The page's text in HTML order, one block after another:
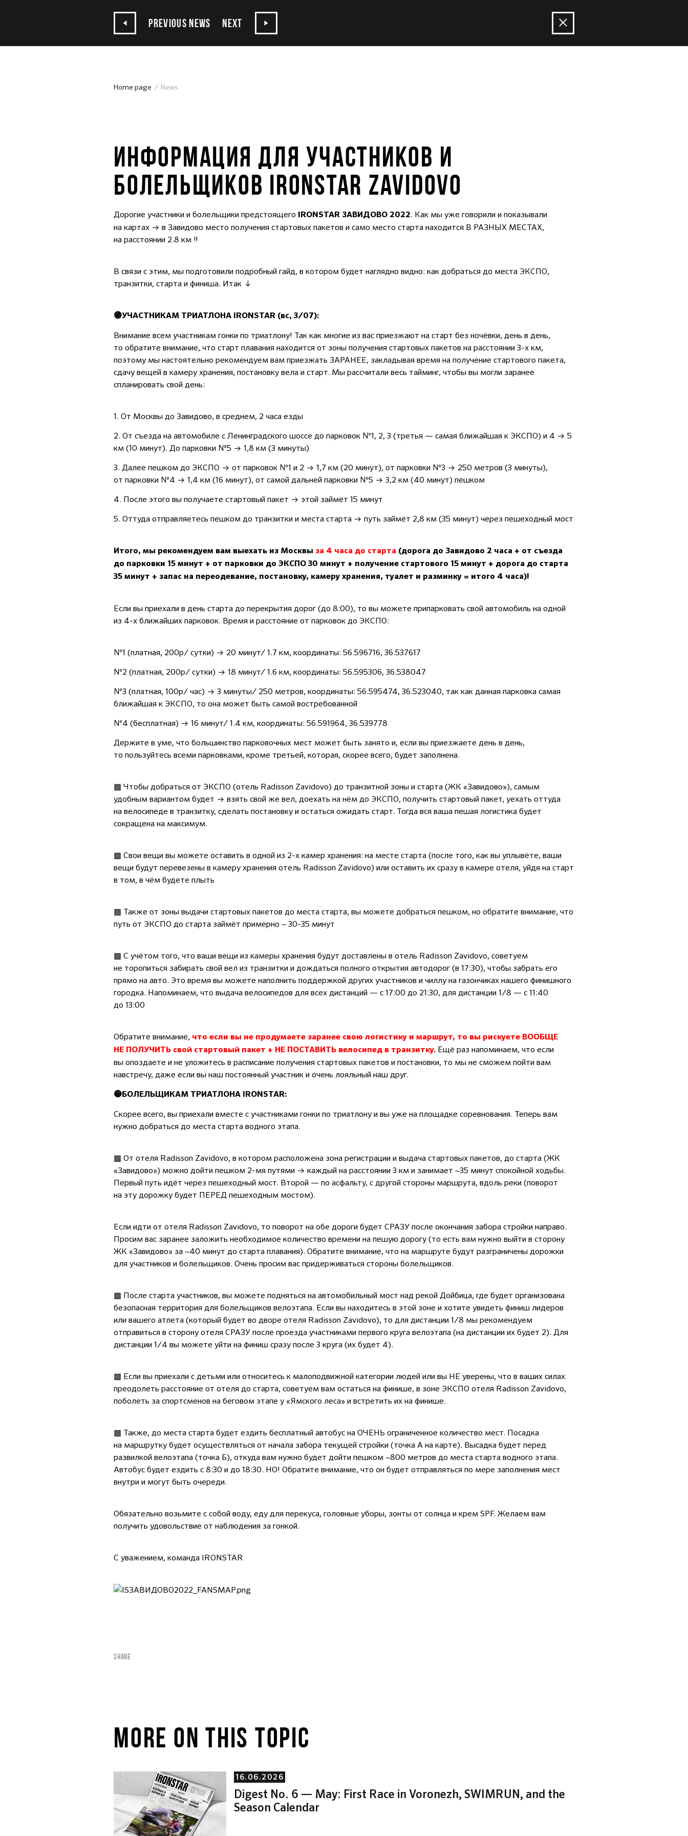
PREVIOUS NEWS NEXT
Home page News
ИНФОРМАЦИЯ ДЛЯ УЧАСТНИКОВ И
БОЛЕЛЬЩИКОВ IRONSTAR ZAVIDOVO
Дорогие участники и болельщики предстоящего IRONSTAR ЗАВИДОВО 2022. Как мы уже говорили и показывали
на картах → в Завидово место получения стартовых пакетов и само место старта находится В РАЗНЫХ МЕСТАХ,
на расстоянии 2.8 км ‼️
В связи с этим, мы подготовили подробный гайд, в котором будет наглядно видно: как добраться до места ЭКСПО,
транзитки, старта и финиша. Итак ↓
🟣УЧАСТНИКАМ ТРИАТЛОНА IRONSTAR (вс, 3/07):
Внимание всем участникам гонки по триатлону! Так как многие из вас приезжают на старт без ночёвки, день в день,
то обратите внимание, что старт плавания находится от зоны получения стартовых пакетов на расстоянии 3-х км,
поэтому мы настоятельно рекомендуем вам приезжать ЗАРАНЕЕ, закладывая время на получение стартового пакета,
сдачу вещей в камеру хранения, постановку вела и старт. Мы рассчитали весь тайминг, чтобы вы могли заранее
спланировать свой день:
1. От Москвы до Завидово, в среднем, 2 часа езды
2. От съезда на автомобиле с Ленинградского шоссе до парковок №1, 2, 3 (третья — самая ближайшая к ЭКСПО) и 4 → 5
км (10 минут). До парковки №5 → 1,8 км (3 минуты)
3. Далее пешком до ЭКСПО → от парковок №1 и 2 → 1,7 км (20 минут), от парковки №3 → 250 метров (3 минуты),
от парковки №4 → 1,4 км (16 минут), от самой дальней парковки №5 → 3,2 км (40 минут) пешком
4. После этого вы получаете стартовый пакет → этой займёт 15 минут
5. Оттуда отправляетесь пешком до транзитки и места старта → путь займёт 2,8 км (35 минут) через пешеходный мост
Итого, мы рекомендуем вам выехать из Москвы за 4 часа до старта (дорога до Завидово 2 часа + от съезда
до парковки 15 минут + от парковки до ЭКСПО 30 минут + получение стартового 15 минут + дорога до старта
35 минут + запас на переодевание, постановку, камеру хранения, туалет и разминку = итого 4 часа)!
Если вы приехали в день старта до перекрытия дорог (до 8:00), то вы можете припарковать свой автомобиль на одной
из 4-х ближайших парковок. Время и расстояние от парковок до ЭКСПО:
№1 (платная, 200р/ сутки) → 20 минут/ 1.7 км, координаты: 56.596716, 36.537617
№2 (платная, 200р/ сутки) → 18 минут/ 1.6 км, координаты: 56.595306, 36.538047
№3 (платная, 100р/ час) → 3 минуты/ 250 метров, координаты: 56.595474, 36.523040, так как данная парковка самая
ближайшая к ЭКСПО, то она может быть самой востребованной
№4 (бесплатная) → 16 минут/ 1.4 км, координаты: 56.591964, 36.539778
Держите в уме, что большинство парковочных мест может быть занято и, если вы приезжаете день в день,
то пользуйтесь всеми парковками, кроме третьей, которая, скорее всего, будет заполнена.
▩ Чтобы добраться от ЭКСПО (отель Radisson Zavidovo) до транзитной зоны и старта (ЖК «Завидово»), самым
удобным вариантом будет → взять свой же вел, доехать на нём до ЭКСПО, получить стартовый пакет, уехать оттуда
на велосипеде в транзитку, сделать постановку и остаться ожидать старт. Тогда вся ваша пешая логистика будет
сокращена на максимум.
▩ Свои вещи вы можете оставить в одной из 2-х камер хранения: на месте старта (после того, как вы уплывёте, ваши
вещи будут перевезены в камеру хранения отель Radisson Zavidovo) или оставить их сразу в камере отеля, уйдя на старт
в том, в чём будете плыть
▩ Также от зоны выдачи стартовых пакетов до места старта, вы можете добраться пешком, но обратите внимание, что
путь от ЭКСПО до старта займёт примерно ~ 30-35 минут
▩ С учётом того, что ваши вещи из камеры хранения будут доставлены в отель Radisson Zavidovo, советуем
не торопиться забирать свой вел из транзитки и дождаться полного открытия автодорог (в 17:30), чтобы забрать его
прямо на авто. Это время вы можете наполнить поддержкой других участников и чиллу на газончиках нашего финишного
городка. Напоминаем, что выдача велосипедов для всех дистанций — с 17:00 до 21:30, для дистанции 1/8 — с 11:40
до 13:00
Обратите внимание, что если вы не продумаете заранее свою логистику и маршрут, то вы рискуете ВООБЩЕ
НЕ ПОЛУЧИТЬ свой стартовый пакет + НЕ ПОСТАВИТЬ велосипед в транзитку. Ещё раз напоминаем, что если
вы опоздаете и не уложитесь в расписание получения стартовых пакетов и постановки, то мы не сможем пойти вам
навстречу, даже если вы наш постоянный участник и очень лояльный наш друг.
🟡БОЛЕЛЬЩИКАМ ТРИАТЛОНА IRONSTAR:
Скорее всего, вы приехали вместе с участниками гонки по триатлону и вы уже на площадке соревнования. Теперь вам
нужно добраться до места старта водного этапа.
▩ От отеля Radisson Zavidovo, в котором расположена зона регистрации и выдача стартовых пакетов, до старта (ЖК
«Завидово») можно дойти пешком 2-мя путями → каждый на расстоянии 3 км и занимает ~35 минут спокойной ходьбы.
Первый путь идёт через пешеходный мост. Второй — по асфальту, с другой стороны маршрута, вдоль реки (поворот
на эту дорожку будет ПЕРЕД пешеходным мостом).
Если идти от отеля Radisson Zavidovo, то поворот на обе дороги будет СРАЗУ после окончания забора стройки направо.
Просим вас заранее заложить необходимое количество времени на пешую дорогу (то есть вам нужно выйти в сторону
ЖК «Завидово» за ~40 минут до старта плавания). Обратите внимание, что на маршруте будут разграничены дорожки
для участников и болельщиков. Очень просим вас придерживаться стороны болельщиков.
▩ После старта участников, вы можете подняться на автомобильный мост над рекой Дойбица, где будет организована
безопасная территория для болельщиков велоэтапа. Если вы находитесь в этой зоне и хотите увидеть финиш лидеров
или вашего атлета (который будет во дворе отеля Radisson Zavidovo), то для дистанции 1/8 мы рекомендуем
отправиться в сторону отеля СРАЗУ после проезда участниками первого круга велоэтапа (на дистанции их будет 2). Для
дистанции 1/4 вы можете уйти на финиш сразу после 3 круга (их будет 4).
▩ Если вы приехали с детьми или относитесь к малоподвижной категории людей или вы НЕ уверены, что в ваших силах
преодолеть расстояние от отеля до старта, советуем вам остаться на финише, в зоне ЭКСПО отеля Radisson Zavidovo,
поболеть за спортсменов на беговом этапе у «Ямского леса» и встретить их на финише.
▩ Также, до места старта будет ездить бесплатный автобус на ОЧЕНЬ ограниченное количество мест. Посадка
на маршрутку будет осуществляться от начала забора текущей стройки (точка А на карте). Высадка будет перед
развилкой велоэтапа (точка Б), откуда вам нужно будет дойти пешком ~800 метров до места старта водного этапа.
Автобус будет ездить с 8:30 и до 18:30. НО! Обратите внимание, что он будет отправляться по мере заполнения мест
внутри и могут быть очереди.
Обязательно возьмите с собой воду, еду для перекуса, головные уборы, зонты от солнца и крем SPF. Желаем вам
получить удовольствие от наблюдения за гонкой.
С уважением, команда IRONSTAR
SHARE
MORE ON THIS TOPIC
16.06.2026
Digest No. 6 — May: First Race in Voronezh, SWIMRUN, and the
Season Calendar